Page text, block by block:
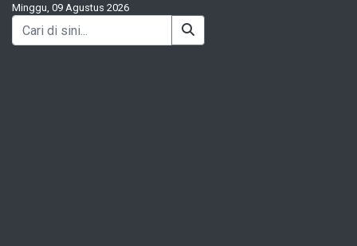
Minggu, 09 Agustus 2026